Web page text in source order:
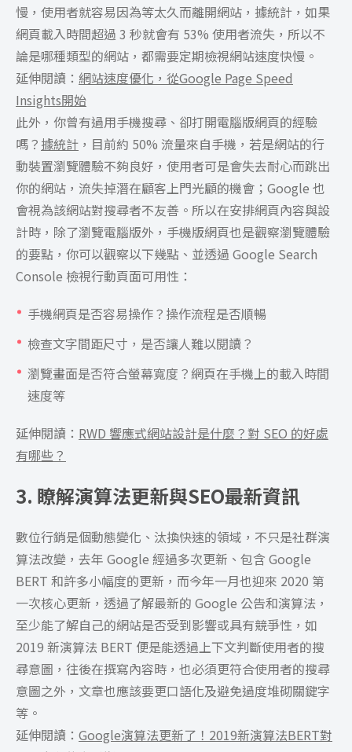
慢，使用者就容易因為等太久而離開網站，據統計，如果
網頁載入時間超過 3 秒就會有 53% 使用者流失，所以不
論是哪種類型的網站，都需要定期檢視網站速度快慢。
延伸閱讀： 網站速度優化，從Google Page Speed
Insights開始
此外，你曾有過用手機搜尋、卻打開電腦版網頁的經驗
嗎？ 據統計 ，目前約 50% 流量來自手機，若是網站的行
動裝置瀏覽體驗不夠良好，使用者可是會失去耐心而跳出
你的網站，流失掉潛在顧客上門光顧的機會；Google 也
會視為該網站對搜尋者不友善。所以在安排網頁內容與設
計時，除了瀏覽電腦版外，手機版網頁也是觀察瀏覽體驗
的要點，你可以觀察以下幾點、並透過 Google Search
Console 檢視行動頁面可用性：
手機網頁是否容易操作？操作流程是否順暢
檢查文字間距尺寸，是否讓人難以閱讀？
瀏覽畫面是否符合螢幕寬度？網頁在手機上的載入時間
速度等
延伸閱讀： RWD 響應式網站設計是什麼？對 SEO 的好處
有哪些？
3. 瞭解演算法更新與SEO最新資訊
數位行銷是個動態變化、汰換快速的領域，不只是社群演
算法改變，去年 Google 經過多次更新、包含 Google
BERT 和許多小幅度的更新，而今年一月也迎來 2020 第
一次核心更新，透過了解最新的 Google 公告和演算法，
至少能了解自己的網站是否受到影響或具有競爭性，如
2019 新演算法 BERT 便是能透過上下文判斷使用者的搜
尋意圖，往後在撰寫內容時，也必須更符合使用者的搜尋
意圖之外，文章也應該要更口語化及避免過度堆砌關鍵字
等。
延伸閱讀： Google演算法更新了！2019新演算法BERT對